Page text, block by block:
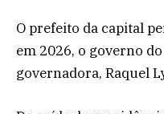
O prefeito da capital
em 2026, o governo
governadora, Raquel